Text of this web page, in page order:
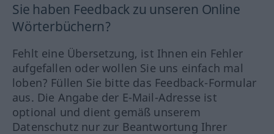
Sie haben Feedback zu unseren Online
Wörterbüchern?
Fehlt eine Übersetzung, ist Ihnen ein Fehler
aufgefallen oder wollen Sie uns einfach mal
loben? Füllen Sie bitte das Feedback-Formular
aus. Die Angabe der E-Mail-Adresse ist
optional und dient gemäß unserem
Datenschutz nur zur Beantwortung Ihrer